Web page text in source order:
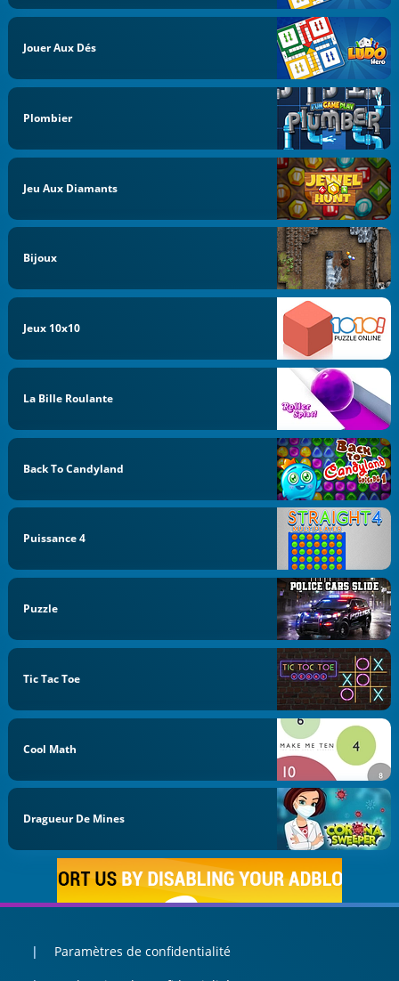
Jouer Aux Dés
Plombier
Jeu Aux Diamants
Bijoux
Jeux 10x10
La Bille Roulante
Back To Candyland
Puissance 4
Puzzle
Tic Tac Toe
Cool Math
Dragueur De Mines
Paramètres de confidentialité